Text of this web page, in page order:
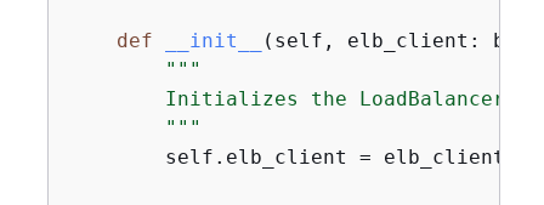
def __init__ ( self, elb_client:
"""
Initializes the LoadBalancer
        """
        self.elb_client = elb_client